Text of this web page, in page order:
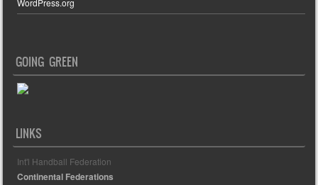
GOING GREEN
LINKS
Int'l Handball Federation
Continental Federations